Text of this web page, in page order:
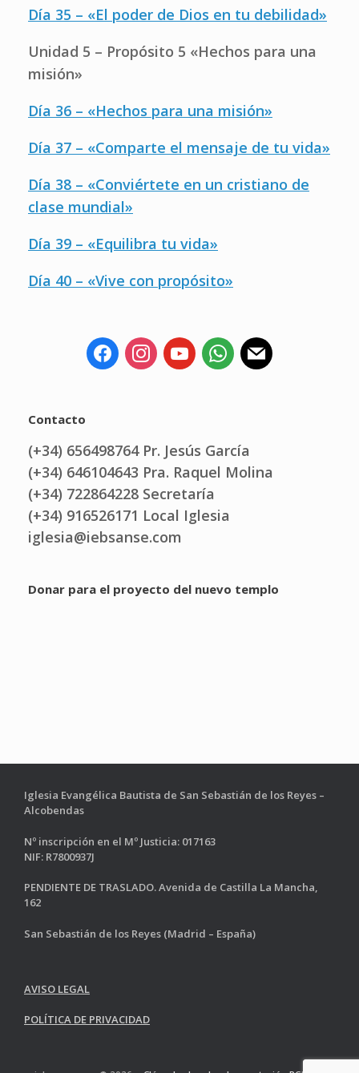
Día 35 – «El poder de Dios en tu debilidad»
Unidad 5 – Propósito 5 «Hechos para una
misión»
Día 36 – «Hechos para una misión»
Día 37 – «Comparte el mensaje de tu vida»
Día 38 – «Conviértete en un cristiano de
clase mundial»
Día 39 – «Equilibra tu vida»
Día 40 – «Vive con propósito»
Contacto
(+34) 656498764 Pr. Jesús García
(+34) 646104643 Pra. Raquel Molina
(+34) 722864228 Secretaría
(+34) 916526171 Local Iglesia
iglesia@iebsanse.com
Donar para el proyecto del nuevo templo
Iglesia Evangélica Bautista de San Sebastián de los Reyes –
Alcobendas
Nº inscripción en el Mº Justicia: 017163
NIF: R7800937J
PENDIENTE DE TRASLADO. Avenida de Castilla La Mancha,
162
San Sebastián de los Reyes (Madrid – España)
AVISO LEGAL
POLÍTICA DE PRIVACIDAD